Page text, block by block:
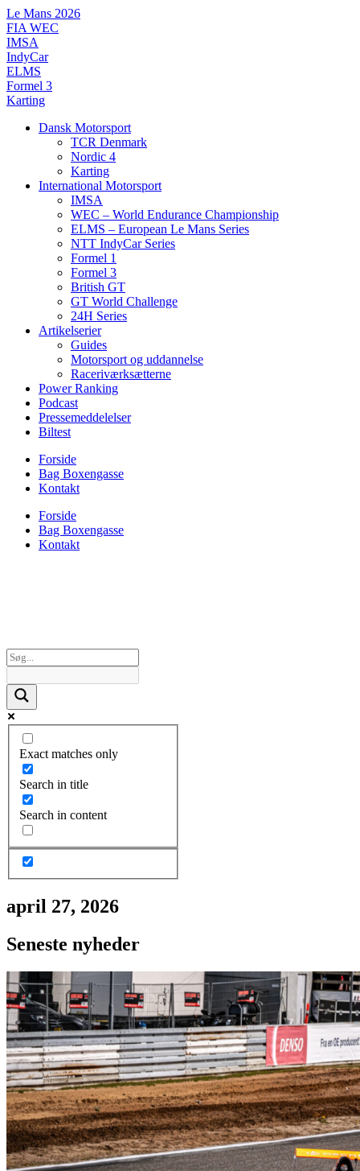
Videre
til
indhold
Le Mans 2026
FIA WEC
IMSA
IndyCar
ELMS
Formel 3
Karting
Dansk Motorsport
TCR Denmark
Nordic 4
Karting
International Motorsport
IMSA
WEC – World Endurance Championship
ELMS – European Le Mans Series
NTT IndyCar Series
Formel 1
Formel 3
British GT
GT World Challenge
24H Series
Artikelserier
Guides
Motorsport og uddannelse
Raceriværksætterne
Power Ranking
Podcast
Pressemeddelelser
Biltest
Forside
Bag Boxengasse
Kontakt
Forside
Bag Boxengasse
Kontakt
Exact matches only
Search in title
Search in content
april 27, 2026
Seneste nyheder